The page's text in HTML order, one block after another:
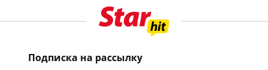
Подписка на рассылку